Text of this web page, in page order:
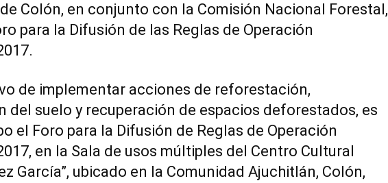
Colón, en conjunto con la Comisión Nacional Forestal,
para la Difusión de las Reglas de Operación
de implementar acciones de reforestación,
del suelo y recuperación de espacios deforestados, es
el Foro para la Difusión de Reglas de Operación
en la Sala de usos múltiples del Centro Cultural
García”, ubicado en la Comunidad Ajuchitlán, Colón,